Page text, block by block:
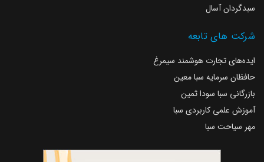
سبدگردان آسال
شرکت های تابعه
ایده‌های تجارت‌ هوشمند‌ سیمرغ
حافظان سرمایه سبا معین
بازرگانی سبا سودا ثمین
آموزش علمی کاربردی سبا
مهر سیاحت سبا